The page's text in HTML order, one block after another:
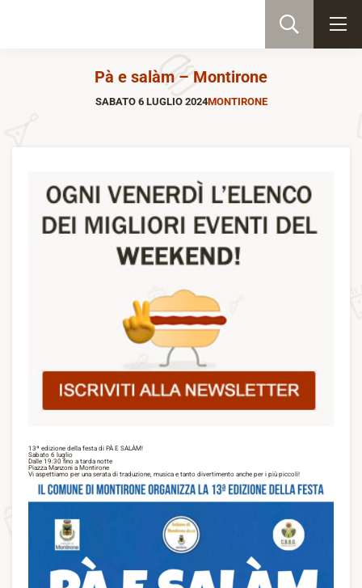
Pà e salàm – Montirone
SABATO 6 LUGLIO 2024MONTIRONE
13ª edizione della festa di PÀ E SALÀM!
Sabato 6 luglio
Dalle 19:30 fino a tarda notte
Piazza Manzoni a Montirone
Vi aspettiamo per una serata di traduzione, musica e tanto divertimento anche per i più piccoli!